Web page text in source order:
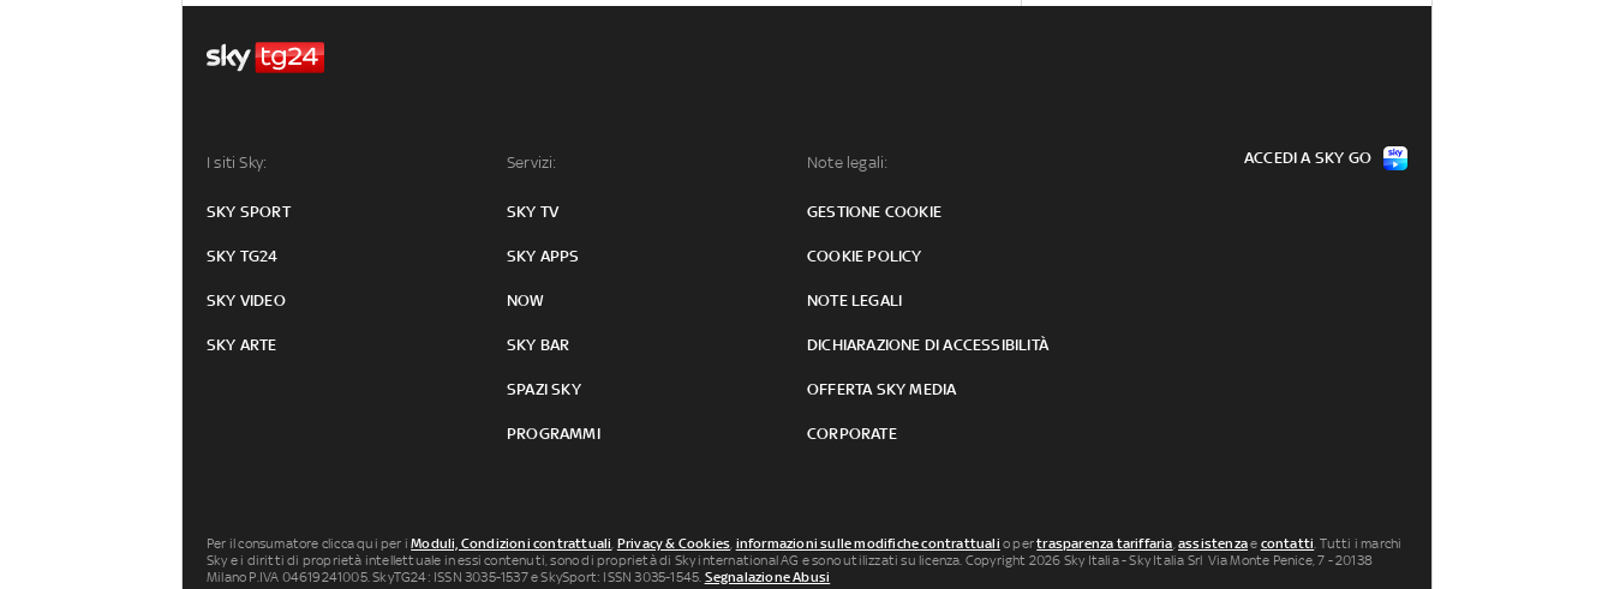
I siti Sky:
SKY SPORT
SKY TG24
SKY VIDEO
SKY ARTE
Servizi:
SKY TV
SKY APPS
NOW
SKY BAR
SPAZI SKY
PROGRAMMI
Note legali:
GESTIONE COOKIE
COOKIE POLICY
NOTE LEGALI
DICHIARAZIONE DI ACCESSIBILITÀ
OFFERTA SKY MEDIA
CORPORATE
ACCEDI A SKY GO
Per il consumatore clicca qui per iModuli, Condizioni contrattuali, Privacy & Cookies, informazioni sulle modifiche contrattuali o pertrasparenza tariffaria,assistenzae contatti. Tutti i marchi
Sky e i diritti di proprietà intellettuale in essi contenuti, sono di proprietà di Sky international AG e sono utilizzati su licenza. Copyright 2026 Sky Italia - Sky Italia Srl Via Monte Penice, 7 - 20138
Milano P.IVA 04619241005. SkyTG24: ISSN 3035-1537 e SkySport: ISSN 3035-1545. Segnalazione Abusi